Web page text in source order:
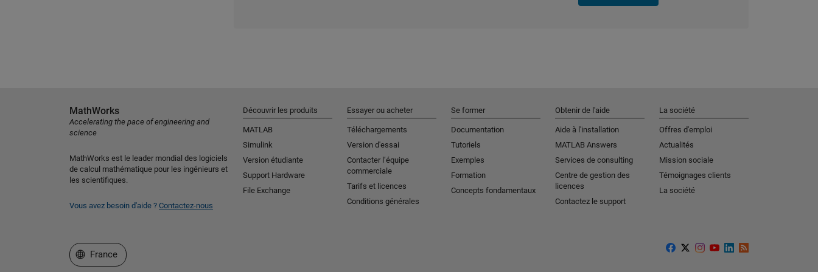
MathWorks
Accelerating the pace of engineering and
science
MathWorks est le leader mondial des logiciels
de calcul mathématique pour les ingénieurs et
les scientifiques.
Vous avez besoin d'aide ? Contactez-nous
Découvrir les produits
MATLAB
Simulink
Version étudiante
Support Hardware
File Exchange
Essayer ou acheter
Téléchargements
Version d'essai
Contacter l’équipe
commerciale
Tarifs et licences
Conditions générales
Se former
Documentation
Tutoriels
Exemples
Formation
Concepts fondamentaux
Obtenir de l'aide
Aide à l'installation
MATLAB Answers
Services de consulting
Centre de gestion des
licences
Contactez le support
La société
Offres d'emploi
Actualités
Mission sociale
Témoignages clients
La société
Sélectionner un site web
France